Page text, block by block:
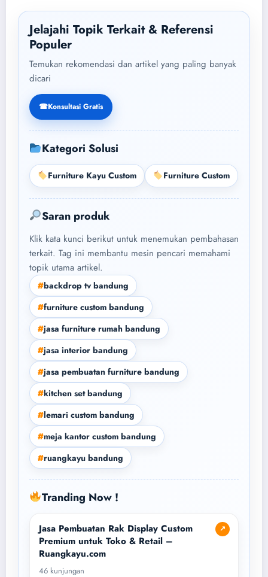
Jelajahi Topik Terkait & Referensi
Populer
Temukan rekomendasi dan artikel yang paling banyak
dicari
☎Konsultasi Gratis
Kategori Solusi
Furniture Kayu Custom Furniture Custom
Saran produk
Klik kata kunci berikut untuk menemukan pembahasan
terkait. Tag ini membantu mesin pencari memahami
topik utama artikel.
#backdrop tv bandung
#furniture custom bandung
#jasa furniture rumah bandung
#jasa interior bandung
#jasa pembuatan furniture bandung
#kitchen set bandung
#lemari custom bandung
#meja kantor custom bandung
#ruangkayu bandung
Tranding Now !
↗
Jasa Pembuatan Rak Display Custom
Premium untuk Toko & Retail –
Ruangkayu.com
46 kunjungan